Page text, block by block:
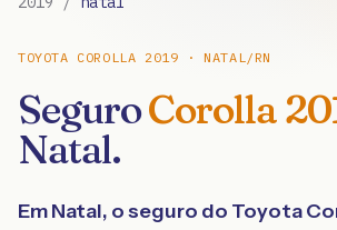
TOYOTA COROLLA 2019 ·NATAL/RN
SeguroCorolla
Natal.
EmNatal, o seguro do Toyota